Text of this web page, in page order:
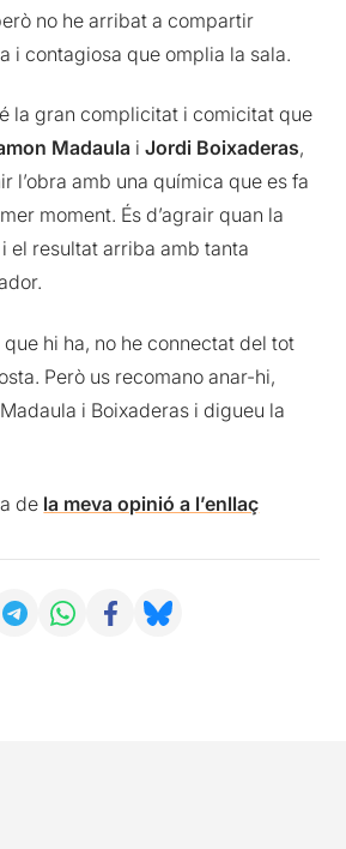
no he arribat a compartir
i contagiosa que omplia la sala.
la gran complicitat i comicitat que
Madaula iJordi Boixaderas,
l’obra amb una química que es fa
moment. És d’agrair quan la
el resultat arriba amb tanta
hi ha, no he connectat del tot
Però us recomano anar-hi,
i Boixaderas i digueu la
de la meva opinió a l’enllaç